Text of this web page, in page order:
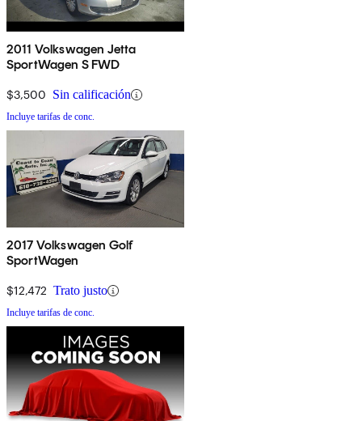
2011 Volkswagen Jetta
SportWagen S FWD
$3,500 Sin calificación
Incluye tarifas de conc.
2017 Volkswagen Golf
SportWagen
$12,472 Trato justo
Incluye tarifas de conc.